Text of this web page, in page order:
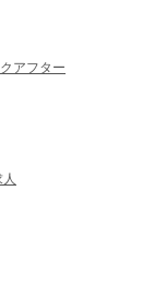
アフター